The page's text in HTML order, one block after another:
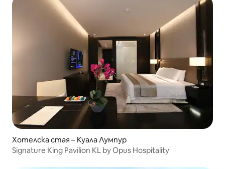
Хотелска стая – Куала Лумпур
Signature King Pavilion KL by Opus Hospitality